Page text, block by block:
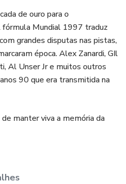
de ouro para o
Mundial 1997 traduz
grandes disputas nas pistas,
época. Alex Zanardi, GIl
Al Unser Jr e muitos outros
90 que era transmitida na
manter viva a memória da